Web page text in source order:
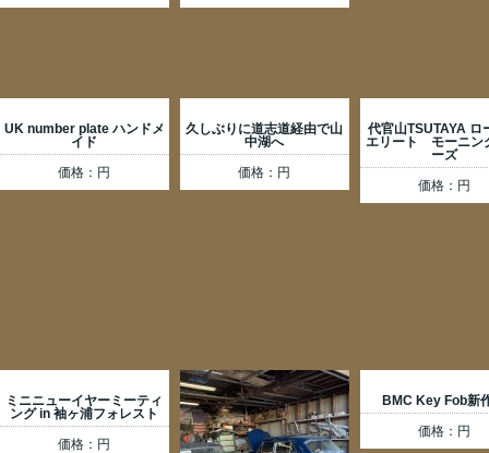
UK number plate ハンドメ
イド
価格：円
久しぶりに道志道経由で山
中湖へ
価格：円
代官山TSUTAYA ロ
エリート モーニン
ーズ
価格：円
ミニニューイヤーミーティ
ング in 袖ヶ浦フォレスト
価格：円
BMC Key Fob新
価格：円